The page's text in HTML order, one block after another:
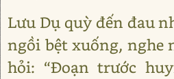
Lưu Dụ quỳ đến đau
ngồi bệt xuống, nghe
hỏi: “Đoạn trước